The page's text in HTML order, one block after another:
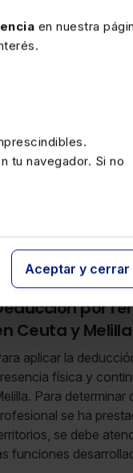
en nuestra
tu navegador. Si no
Aceptar y cerrar
16 SEPTIEMBRE
por
Ceuta y
territorios
aplicar la
física y
Para determinar
se ha
se debe
funciones